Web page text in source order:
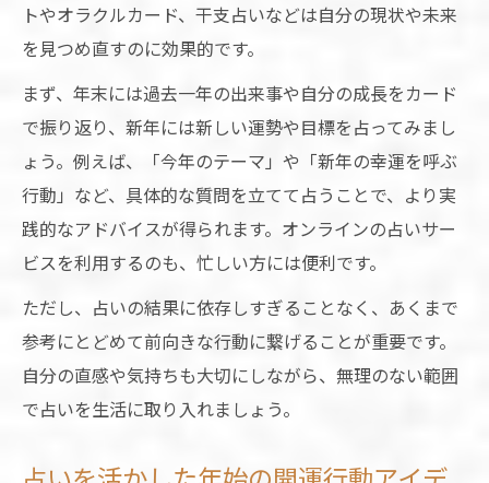
トやオラクルカード、干支占いなどは自分の現状や未来
を見つめ直すのに効果的です。
まず、年末には過去一年の出来事や自分の成長をカード
で振り返り、新年には新しい運勢や目標を占ってみまし
ょう。例えば、「今年のテーマ」や「新年の幸運を呼ぶ
行動」など、具体的な質問を立てて占うことで、より実
践的なアドバイスが得られます。オンラインの占いサー
ビスを利用するのも、忙しい方には便利です。
ただし、占いの結果に依存しすぎることなく、あくまで
参考にとどめて前向きな行動に繋げることが重要です。
自分の直感や気持ちも大切にしながら、無理のない範囲
で占いを生活に取り入れましょう。